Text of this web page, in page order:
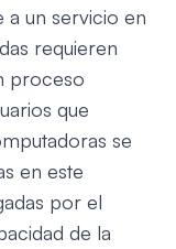
a un servicio en
requieren
proceso
que
se
en este
por el
de la